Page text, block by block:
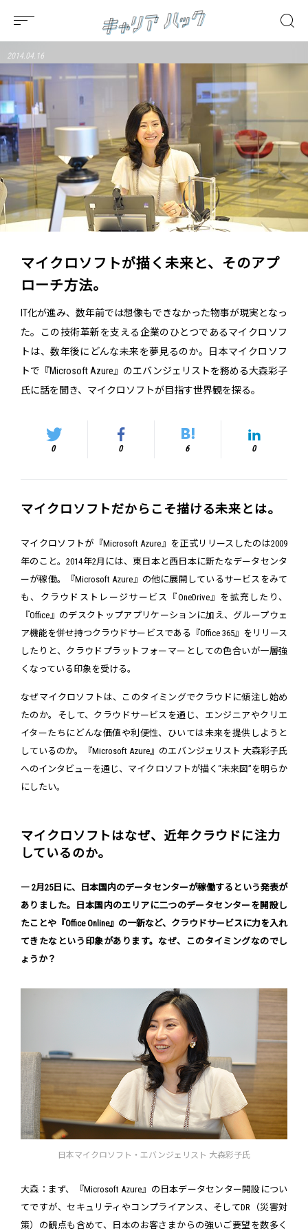
2014.04.16
マイクロソフトが描く未来と、そのアプ
ローチ方法。
IT化が進み、数年前では想像もできなかった物事が現実となっ
た。この技術革新を支える企業のひとつであるマイクロソフ
トは、数年後にどんな未来を夢見るのか。日本マイクロソフ
トで『Microsoft Azure』のエバンジェリストを務める大森彩子
氏に話を聞き、マイクロソフトが目指す世界観を探る。
0 0 6 0
マイクロソフトだからこそ描ける未来とは。
マイクロソフトが『Microsoft Azure』を正式リリースしたのは2009
年のこと。2014年2月には、東日本と西日本に新たなデータセンタ
ーが稼働。『Microsoft Azure』の他に展開しているサービスをみて
も、クラウドストレージサービス『OneDrive』を拡充したり、
『Office』のデスクトップアプリケーションに加え、グループウェ
ア機能を併せ持つクラウドサービスである『Office 365』をリリース
したりと、クラウドプラットフォーマーとしての色合いが一層強
くなっている印象を受ける。
なぜマイクロソフトは、このタイミングでクラウドに傾注し始め
たのか。そして、クラウドサービスを通じ、エンジニアやクリエ
イターたちにどんな価値や利便性、ひいては未来を提供しようと
しているのか。『Microsoft Azure』のエバンジェリスト 大森彩子氏
へのインタビューを通じ、マイクロソフトが描く“未来図”を明らか
にしたい。
マイクロソフトはなぜ、近年クラウドに注力
しているのか。
― 2月25日に、日本国内のデータセンターが稼働するという発表が
ありました。日本国内のエリアに二つのデータセンターを開設し
たことや『Office Online』の一新など、クラウドサービスに力を入れ
てきたなという印象があります。なぜ、このタイミングなのでし
ょうか？
日本マイクロソフト・エバンジェリスト 大森彩子氏
大森：まず、『Microsoft Azure』の日本データセンター開設につい
てですが、セキュリティやコンプライアンス、そしてDR（災害対
策）の観点も含めて、日本のお客さまからの強いご要望を数多く